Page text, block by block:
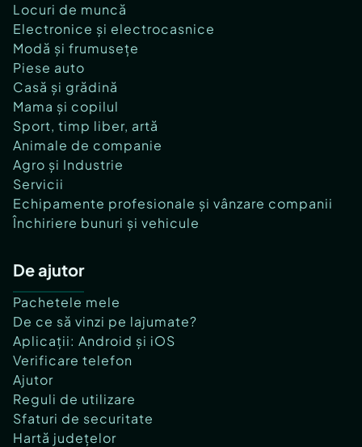
Locuri de muncă
Electronice și electrocasnice
Modă și frumusețe
Piese auto
Casă și grădină
Mama și copilul
Sport, timp liber, artă
Animale de companie
Agro și Industrie
Servicii
Echipamente profesionale și vânzare companii
Închiriere bunuri și vehicule
De ajutor
Pachetele mele
De ce să vinzi pe lajumate?
Aplicații: Android și iOS
Verificare telefon
Ajutor
Reguli de utilizare
Sfaturi de securitate
Hartă județelor